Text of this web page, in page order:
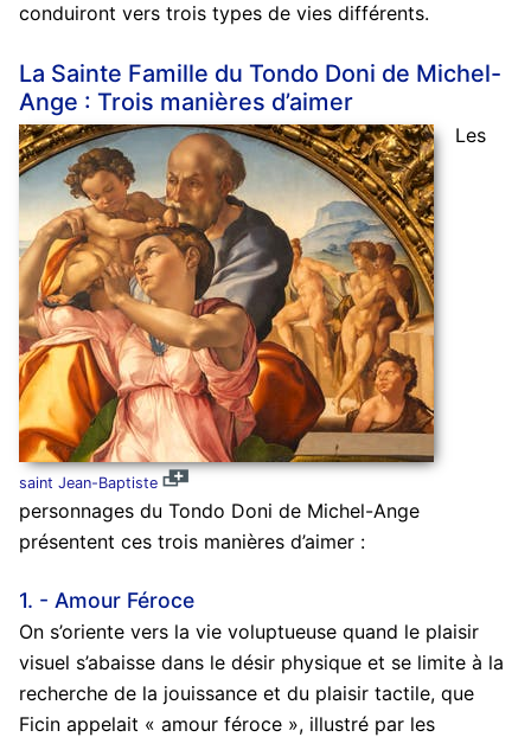
conduiront vers trois types de vies différents.
La Sainte Famille du Tondo Doni de Michel-
Ange : Trois manières d’aimer
saint Jean-Baptiste
Les
personnages du Tondo Doni de Michel-Ange
présentent ces trois manières d’aimer :
1. - Amour Féroce
On s’oriente vers la vie voluptueuse quand le plaisir
visuel s’abaisse dans le désir physique et se limite à la
recherche de la jouissance et du plaisir tactile, que
Ficin appelait « amour féroce », illustré par les